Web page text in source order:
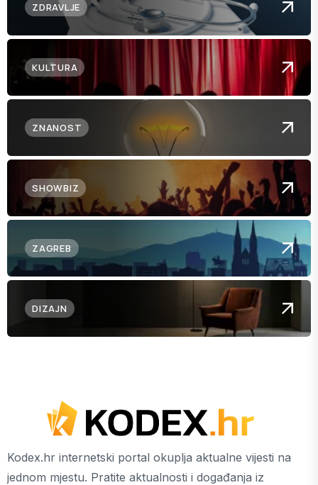
ZDRAVLJE
KULTURA
ZNANOST
SHOWBIZ
ZAGREB
DIZAJN
Kodex.hr internetski portal okuplja aktualne vijesti na
jednom mjestu. Pratite aktualnosti i događanja iz